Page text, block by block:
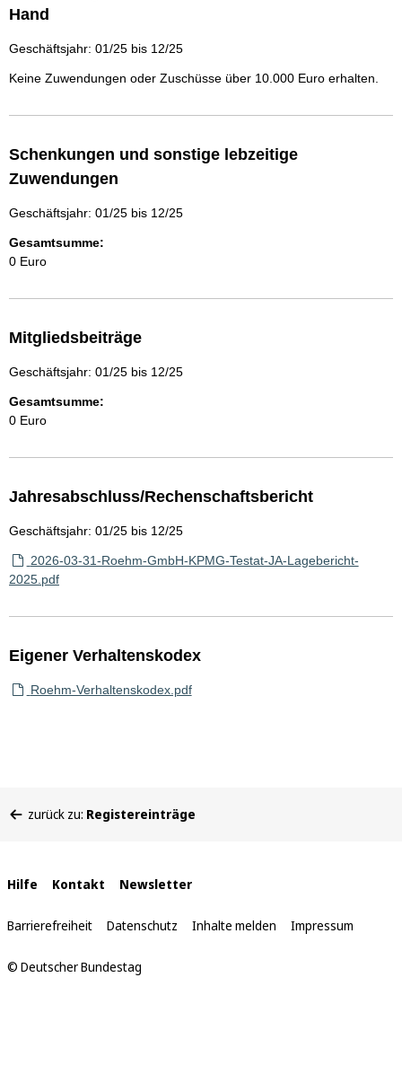
Hand
Geschäftsjahr: 01/25 bis 12/25
Keine Zuwendungen oder Zuschüsse über 10.000 Euro erhalten.
Schenkungen und sonstige lebzeitige
Zuwendungen
Geschäftsjahr: 01/25 bis 12/25
Gesamtsumme:
0 Euro
Mitgliedsbeiträge
Geschäftsjahr: 01/25 bis 12/25
Gesamtsumme:
0 Euro
Jahresabschluss/Rechenschaftsbericht
Geschäftsjahr: 01/25 bis 12/25
2026-03-31-Roehm-GmbH-KPMG-Testat-JA-Lagebericht-
2025.pdf
Eigener Verhaltenskodex
Roehm-Verhaltenskodex.pdf
befinden
zurück zu: Registereinträge
Interne
Links
Hilfe Kontakt Newsletter
Barrierefreiheit Datenschutz Inhalte melden Impressum
© Deutscher Bundestag